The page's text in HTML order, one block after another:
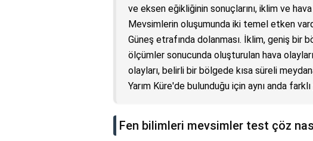
ve eksen eğikliğinin sonuçlarını, iklim ve hava
Mevsimlerin oluşumunda iki temel etken
Güneş etrafında dolanması. İklim, geniş bir
ölçümler sonucunda oluşturulan hava
olayları, belirli bir bölgede kısa süreli
Yarım Küre'de bulunduğu için aynı anda
Fen bilimleri mevsimler test çöz